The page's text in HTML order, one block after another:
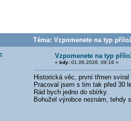
Téma: Vzpomenete na typ
Vzpomenete na typ
« kdy:01.06.2026, 09:16 »
Historická věc, první třmen
Pracoval jsem s tim tak před 30
Rád bych jedno do sbírky.
Bohužel výrobce neznám, tehdy